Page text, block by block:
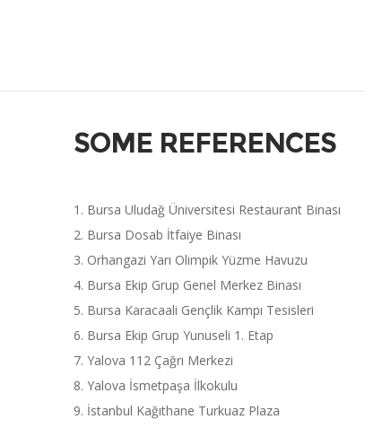
SOME REFERENCES
Bursa Uludağ Üniversitesi Restaurant Binası
Bursa Dosab İtfaiye Binası
Orhangazi Yarı Olimpik Yüzme Havuzu
Bursa Ekip Grup Genel Merkez Binası
Bursa Karacaali Gençlik Kampı Tesisleri
Bursa Ekip Grup Yunuseli 1. Etap
Yalova 112 Çağrı Merkezi
Yalova İsmetpaşa İlkokulu
İstanbul Kağıthane Turkuaz Plaza